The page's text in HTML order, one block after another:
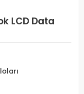
LCD Data